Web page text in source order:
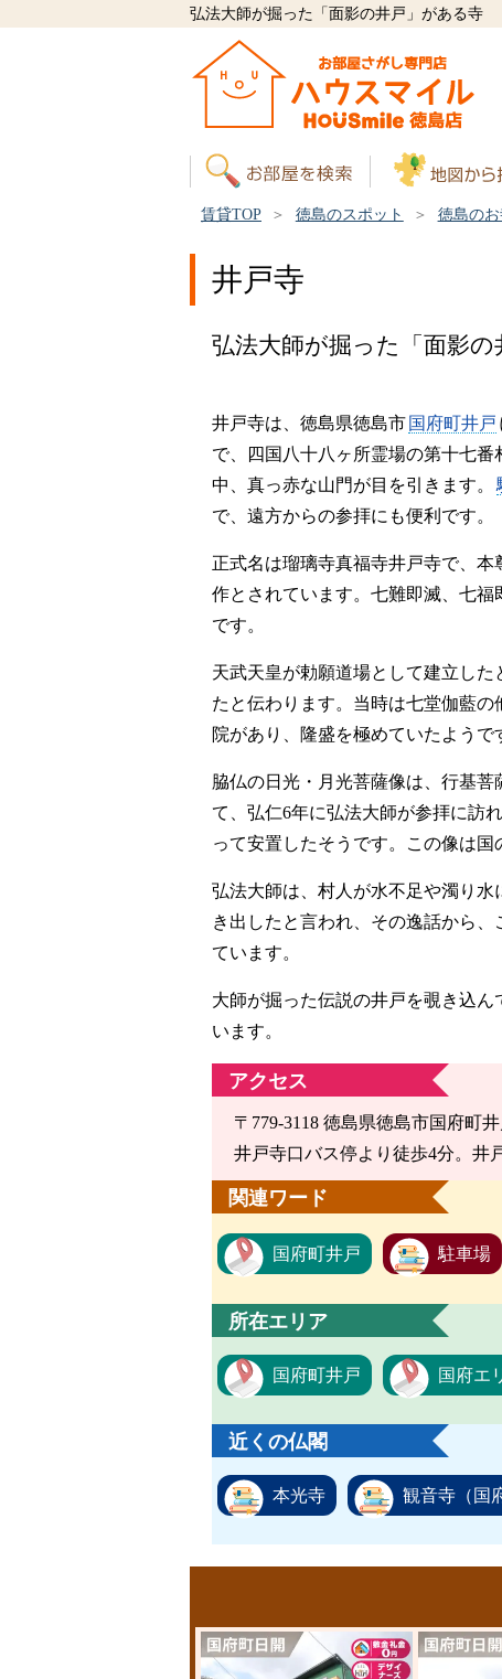
弘法大師が掘った「面影の井戸」がある寺
賃貸TOP 徳島のスポット 徳島のお
井戸寺
弘法大師が掘った「面影
井戸寺は、徳島県徳島市 国府町井戸
で、四国八十八ヶ所霊場の第十七
中、真っ赤な山門が目を引きます。
で、遠方からの参拝にも便利です。
正式名は瑠璃寺真福寺井戸寺で、
作とされています。七難即滅、七
です。
天武天皇が勅願道場として建立し
たと伝わります。当時は七堂伽藍
院があり、隆盛を極めていたようで
脇仏の日光・月光菩薩像は、行基
て、弘仁6年に弘法大師が参拝に訪
って安置したそうです。この像は国
弘法大師は、村人が水不足や濁り
き出したと言われ、その逸話から
ています。
大師が掘った伝説の井戸を覗き込
います。
アクセス
〒779-3118 徳島県徳島市国府町
井戸寺口バス停より徒歩4分。井
関連ワード
国府町井戸 駐車場
所在エリア
国府町井戸 国府エ
近くの仏閣
本光寺 観音寺（国